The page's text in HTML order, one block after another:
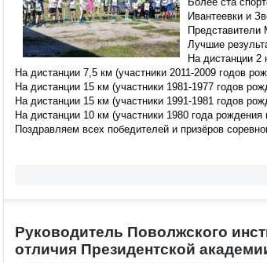
Ивантеевки и
Представители
Лучшие
На дистанции 2
На дистанции 7,5 км (участники 2011-2009 годов
На дистанции 15 км (участники 1981-1977 годов
На дистанции 15 км (участники 1991-1981 годов
На дистанции 10 км (участники 1980 года
Поздравляем всех победителей и призёров
Руководитель Поволжского
отличия Президентской